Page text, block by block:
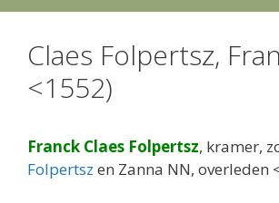
Claes Folpertsz,
<1552)
Franck Claes Folpertsz, kramer,
Folpertsz en Zanna NN, overleden